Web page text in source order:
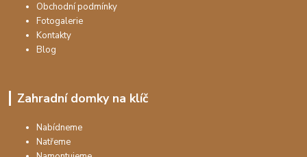
Obchodní podmínky
Fotogalerie
Kontakty
Blog
Zahradní domky na klíč
Nabídneme
Natřeme